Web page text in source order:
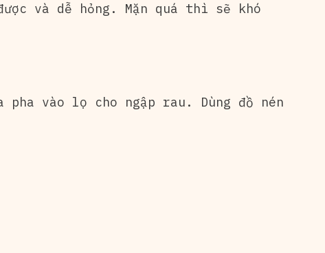
và dễ hỏng. Mặn quá thì sẽ khó
vào lọ cho ngập rau. Dùng đồ nén